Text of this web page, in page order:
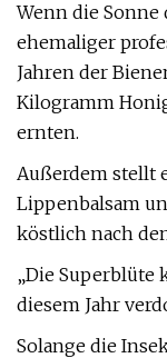
Wenn die
ehemaliger
Jahren der
Kilogramm
ernten.
Außerdem stellt
Lippenbalsam
köstlich nach
„Die
diesem Jahr
Solange die